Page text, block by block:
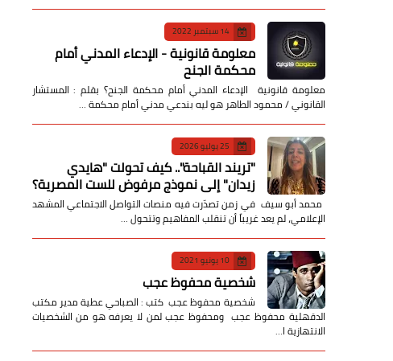
14 سبتمبر 2022
معلومة قانونية - الإدعاء المدني أمام
محكمة الجنح
معلومة قانونية الإدعاء المدني أمام محكمة الجنح؟ بقلم : المستشار
القانوني / محمود الطاهر هو ليه بندعي مدني أمام محكمة …
25 يوليو 2026
​"تريند القباحة".. كيف تحولت "هايدي
زيدان" إلى نموذج مرفوض للست المصرية؟
​ محمد أبو سيف ​في زمن تصدّرت فيه منصات التواصل الاجتماعي المشهد
الإعلامي، لم يعد غريباً أن تنقلب المفاهيم وتتحول …
10 يونيو 2021
شخصية محفوظ عجب
شخصية محفوظ عجب كتب : الصباحي عطية مدير مكتب
الدقهلية محفوظ عجب ومحفوظ عجب لمن لا يعرفه هو من الشخصيات
الانتهازية ا…